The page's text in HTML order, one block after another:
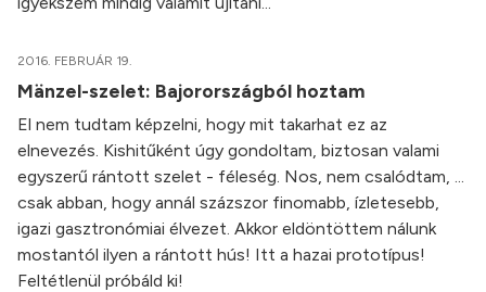
2016. FEBRUÁR 19.
Mänzel-szelet: Bajorországból hoztam
El nem tudtam képzelni, hogy mit takarhat ez az
elnevezés. Kishitűként úgy gondoltam, biztosan valami
egyszerű rántott szelet - féleség. Nos, nem csalódtam, ...
csak abban, hogy annál százszor finomabb, ízletesebb,
igazi gasztronómiai élvezet. Akkor eldöntöttem nálunk
mostantól ilyen a rántott hús! Itt a hazai prototípus!
Feltétlenül próbáld ki!